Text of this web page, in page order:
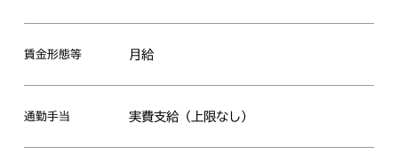
賃金形態等 月給
通勤手当 実費支給（上限なし）